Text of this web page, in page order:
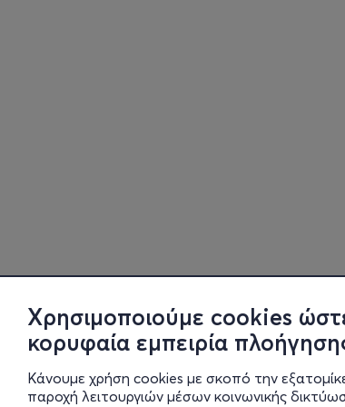
Χρησιμοποιούμε cookies
κορυφαία εμπειρία
Κάνουμε χρήση cookies με σκοπό την
παροχή λειτουργιών μέσων κοινωνικής